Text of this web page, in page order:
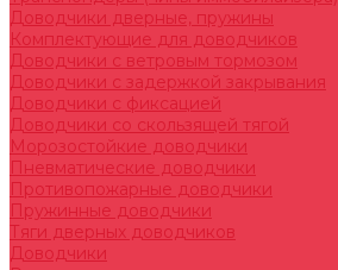
Доводчики дверные, пружины
Комплектующие для доводчиков
Доводчики с ветровым тормозом
Доводчики с задержкой закрывания
Доводчики с фиксацией
Доводчики со скользящей тягой
Морозостойкие доводчики
Пневматические доводчики
Противопожарные доводчики
Пружинные доводчики
Тяги дверных доводчиков
Доводчики